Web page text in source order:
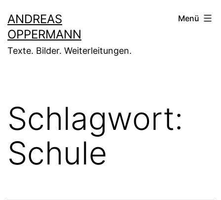
Inhalt
springen
ANDREAS
OPPERMANN
Texte. Bilder. Weiterleitungen.
Menü
Schlagwort:
Schule